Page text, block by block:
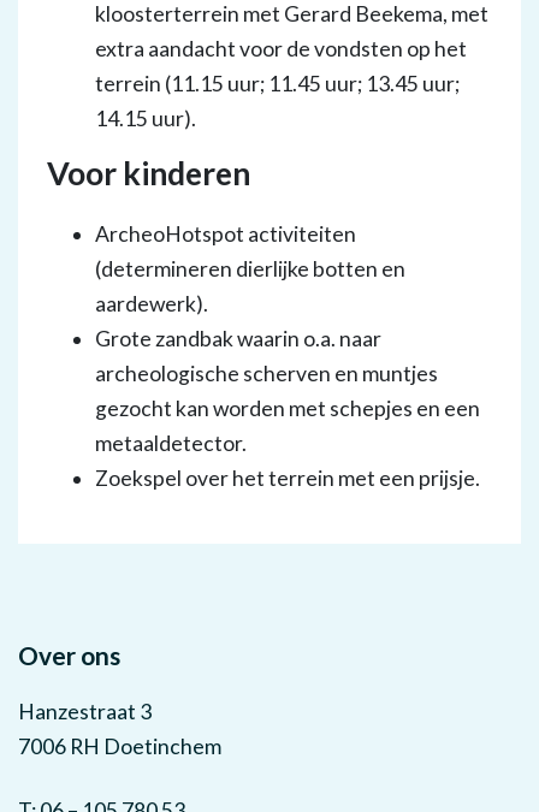
kloosterterrein met Gerard Beekema, met
extra aandacht voor de vondsten op het
terrein (11.15 uur; 11.45 uur; 13.45 uur;
14.15 uur).
Voor kinderen
ArcheoHotspot activiteiten
(determineren dierlijke botten en
aardewerk).
Grote zandbak waarin o.a. naar
archeologische scherven en muntjes
gezocht kan worden met schepjes en een
metaaldetector.
Zoekspel over het terrein met een prijsje.
Over ons
Hanzestraat 3
7006 RH Doetinchem